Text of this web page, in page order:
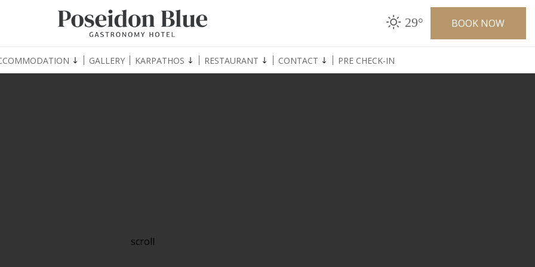
29° BOOK NOW
GALLERY KARPATHOS RESTAURANT CONTACT PRE CHECK-IN
scroll